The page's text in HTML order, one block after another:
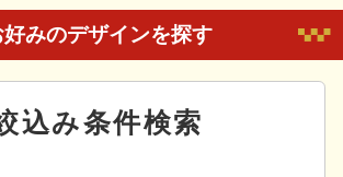
好みのデザインを探す
込み条件検索